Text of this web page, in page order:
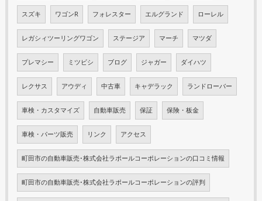
スズキ ワゴンR フォレスター エルグランド ローレル
レガシィツーリングワゴン ステージア マーチ マツダ
プレマシー ミツビシ ブログ ジャガー ダイハツ
レクサス アウディ 中古車 キャデラック ランドローバー
車検・カスタマイズ 自動車販売 保証 保険・板金
車検・パーツ販売 リンク アクセス
町田市の自動車販売･株式会社ラポールコーポレーションの口コミ情報
町田市の自動車販売･株式会社ラポールコーポレーションの評判